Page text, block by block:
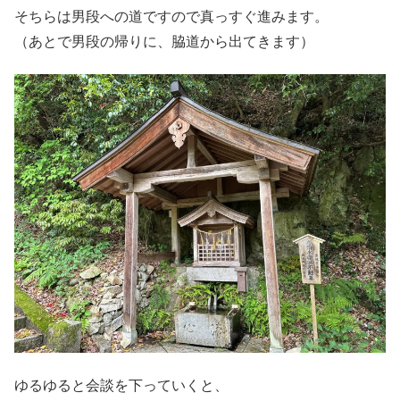
そちらは男段への道ですので真っすぐ進みます。
（あとで男段の帰りに、脇道から出てきます）
ゆるゆると会談を下っていくと、